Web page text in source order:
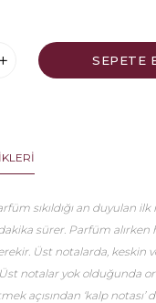
sıkıldığı an duyulan
sürer. Parfüm
Üst notalarda, keskin
Üst notalar yok olduğunda
açısından ‘kalp